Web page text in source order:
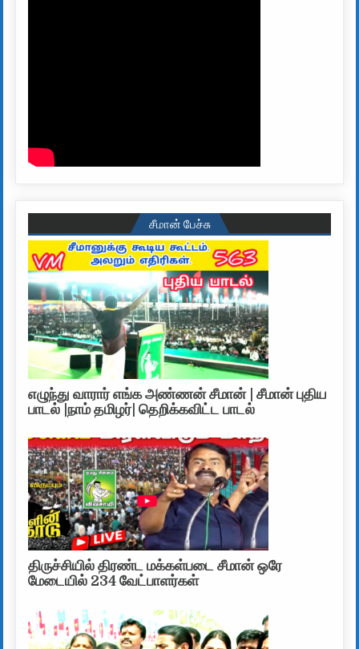
சீமான் பேச்சு
எழுந்து வாரார் எங்க அண்ணன் சீமான் | சீமான் புதிய
பாடல் |நாம் தமிழர்| தெறிக்கவிட்ட பாடல்
திருச்சியில் திரண்ட மக்கள்படை சீமான் ஒரே
மேடையில் 234 வேட்பாளர்கள்